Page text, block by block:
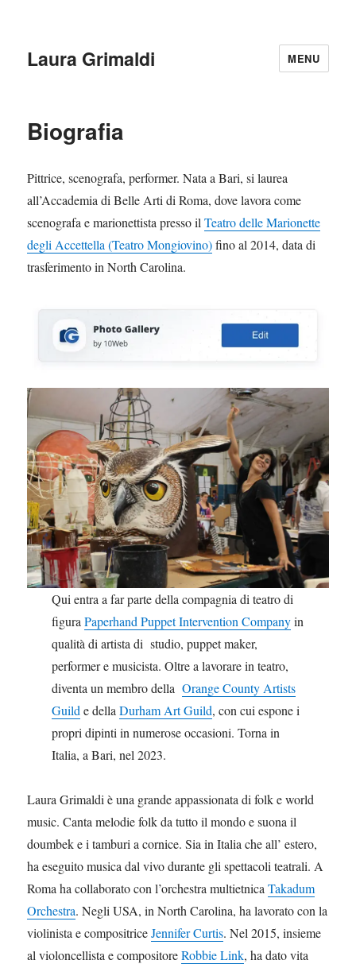
Laura Grimaldi MENU
Biografia
Pittrice, scenografa, performer. Nata a Bari, si laurea
all’Accademia di Belle Arti di Roma, dove lavora come
scenografa e marionettista presso ilTeatro delle Marionette
degli Accettella (Teatro Mongiovino)fino al 2014, data di
trasferimento in North Carolina.
Qui entra a far parte della compagnia di teatro di
figuraPaperhand Puppet Intervention Companyin
qualità di artista di studio, puppet maker,
performer e musicista. Oltre a lavorare in teatro,
diventa un membro della Orange County Artists
Guilde dellaDurham Art Guild, con cui espone i
propri dipinti in numerose occasioni. Torna in
Italia, a Bari, nel 2023.
Laura Grimaldi è una grande appassionata di folk e world
music. Canta melodie folk da tutto il mondo e suona il
doumbek e i tamburi a cornice. Sia in Italia che all’ estero,
ha eseguito musica dal vivo durante gli spettacoli teatrali. A
Roma ha collaborato con l’orchestra multietnicaTakadum
Orchestra. Negli USA, in North Carolina, ha lavorato con la
violinista e compositriceJennifer Curtis. Nel 2015, insieme
al violoncellista e compositoreRobbie Link, ha dato vita